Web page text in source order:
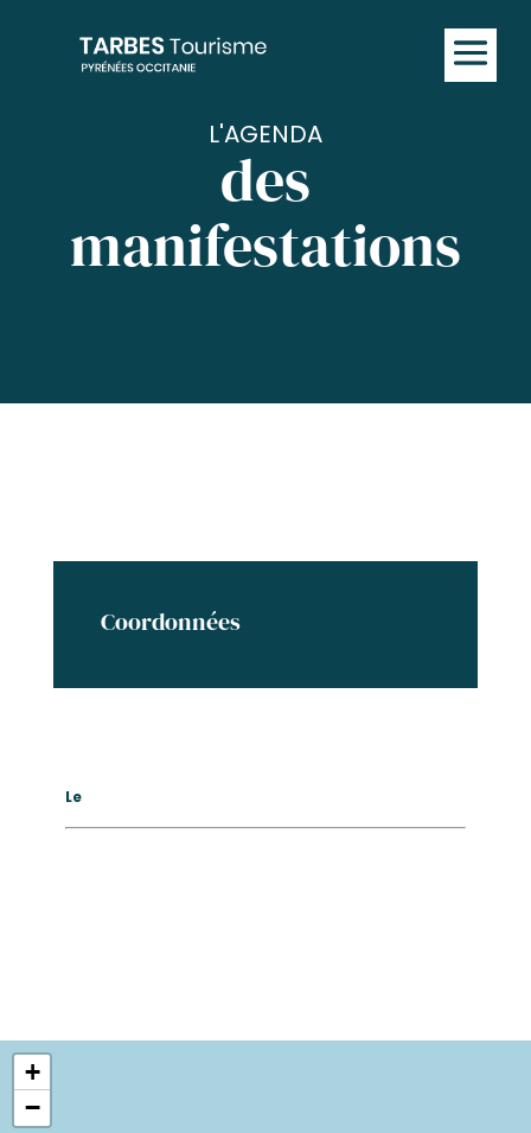
L'AGENDA
des
manifestations
Coordonnées
Le
+
−